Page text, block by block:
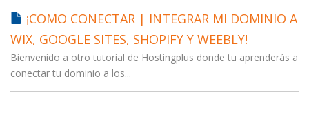
¡COMO CONECTAR | INTEGRAR MI DOMINIO A
WIX, GOOGLE SITES, SHOPIFY Y WEEBLY!
Bienvenido a otro tutorial de Hostingplus donde tu aprenderás a
conectar tu dominio a los...